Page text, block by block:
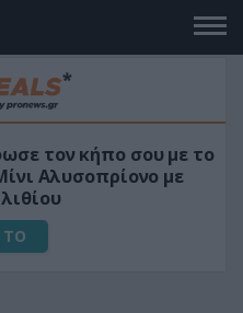
τον κήπο σου με το
Αλυσοπρίονο με
ΤΟ